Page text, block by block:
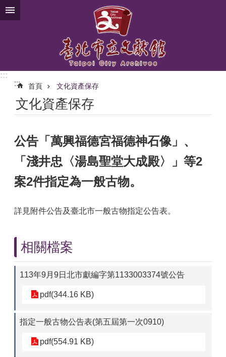
跳到主要內容區塊
:::
:::
首頁 文化資產保存
文化資產保存
公告「萬興福德宮福德神石像」、
「淺井忠〈湯島聖堂大成殿〉」等2
案2件指定為一般古物。
詳見附件公告及臺北市一般古物指定公告表。
相關檔案
113年9月9日北市獻編字第1133003374號公告
pdf(344.16 KB)
指定一般古物公告表(第五屆第一次0910)
pdf(554.91 KB)